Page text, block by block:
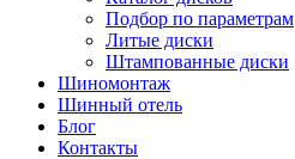
Подбор по параметрам
Литые диски
Штампованные диски
Шиномонтаж
Шинный отель
Блог
Контакты